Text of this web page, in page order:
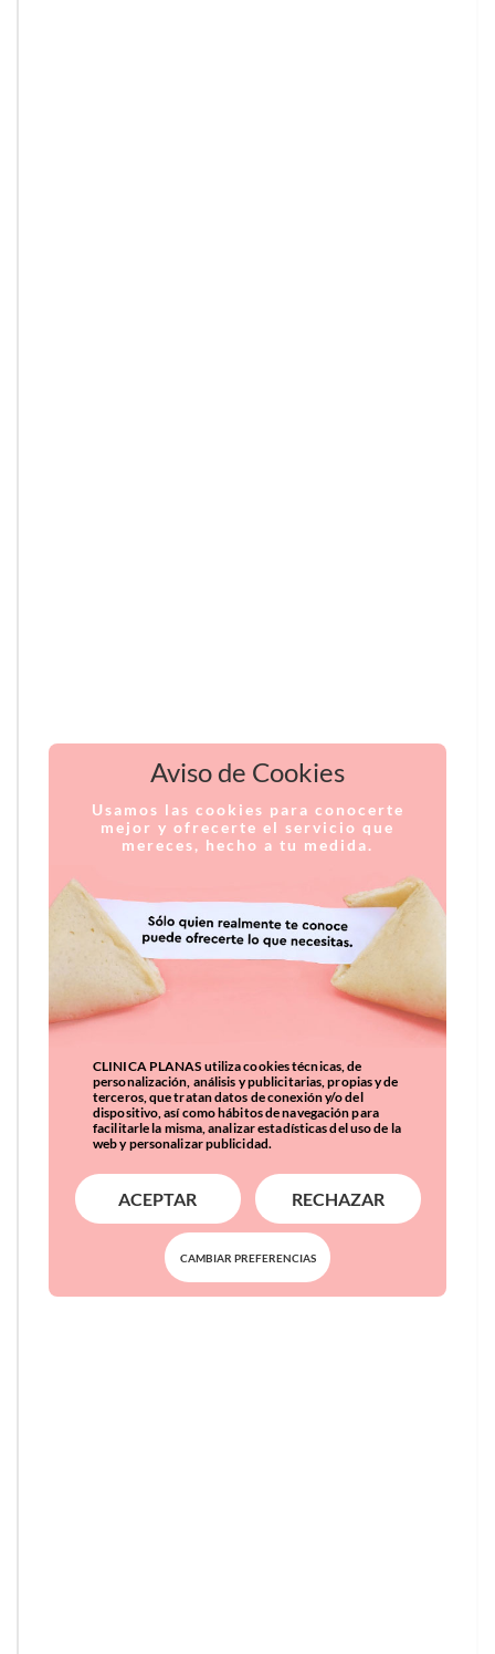
Aviso de Cookies
Usamos las cookies para conocerte
mejor y ofrecerte el servicio que
mereces, hecho a tu medida.
CLINICA PLANAS utiliza cookies técnicas, de
personalización, análisis y publicitarias, propias y de
terceros, que tratan datos de conexión y/o del
dispositivo, así como hábitos de navegación para
facilitarle la misma, analizar estadísticas del uso de la
web y personalizar publicidad.
ACEPTAR RECHAZAR
CAMBIAR PREFERENCIAS